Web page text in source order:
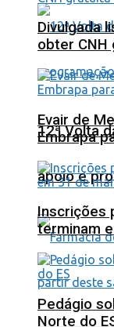
12ª Volta
apoio e
Divulgada
obter CNH
Evair de
Embrapa
Inscrições
terminam
Pedágio
Norte do